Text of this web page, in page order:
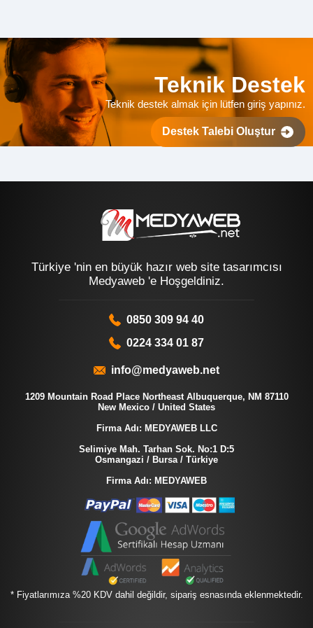
Teknik Destek
Teknik destek almak için lütfen giriş yapınız.
Destek Talebi Oluştur
Türkiye 'nin en büyük hazır web site tasarımcısı
Medyaweb 'e Hoşgeldiniz.
0850 309 94 40
0224 334 01 87
info@medyaweb.net
1209 Mountain Road Place Northeast Albuquerque, NM 87110
New Mexico / United States
Firma Adı: MEDYAWEB LLC
Selimiye Mah. Tarhan Sok. No:1 D:5
Osmangazi / Bursa / Türkiye
Firma Adı: MEDYAWEB
* Fiyatlarımıza %20 KDV dahil değildir, sipariş esnasında eklenmektedir.